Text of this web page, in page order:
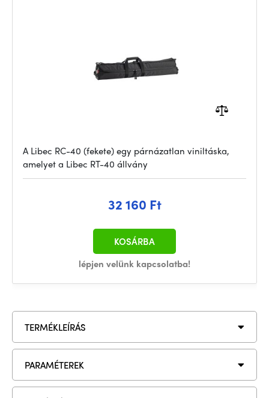
A Libec RC-40 (fekete) egy párnázatlan viniltáska,
amelyet a Libec RT-40 állvány
32 160 Ft
lépjen velünk kapcsolatba!
KOSÁRBA
TERMÉKLEÍRÁS
PARAMÉTEREK